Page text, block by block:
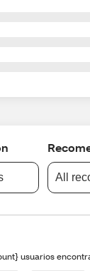
reviews
reviews
reviews
All
usuarios